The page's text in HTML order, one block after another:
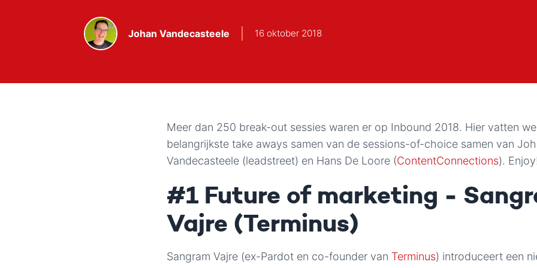
Johan Vandecasteele 16 oktober 2018
Meer dan 250 break-out sessies waren er op Inbound 2018. Hier vatten
belangrijkste take aways samen van de sessions-of-choice samen van
Vandecasteele (leadstreet) en Hans De Loore (ContentConnections).
#1 Future of marketing -
Vajre (Terminus)
Sangram Vajre (ex-Pardot en co-founder van Terminus) introduceert een